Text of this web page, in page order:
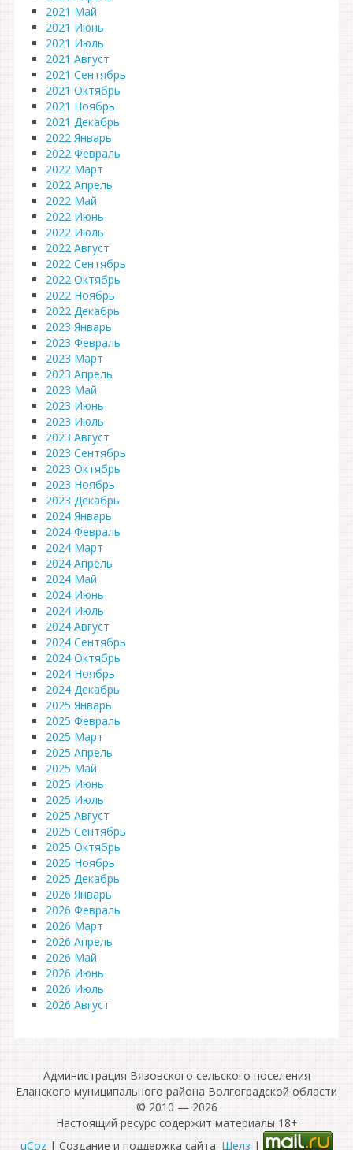
2021 Май
2021 Июнь
2021 Июль
2021 Август
2021 Сентябрь
2021 Октябрь
2021 Ноябрь
2021 Декабрь
2022 Январь
2022 Февраль
2022 Март
2022 Апрель
2022 Май
2022 Июнь
2022 Июль
2022 Август
2022 Сентябрь
2022 Октябрь
2022 Ноябрь
2022 Декабрь
2023 Январь
2023 Февраль
2023 Март
2023 Апрель
2023 Май
2023 Июнь
2023 Июль
2023 Август
2023 Сентябрь
2023 Октябрь
2023 Ноябрь
2023 Декабрь
2024 Январь
2024 Февраль
2024 Март
2024 Апрель
2024 Май
2024 Июнь
2024 Июль
2024 Август
2024 Сентябрь
2024 Октябрь
2024 Ноябрь
2024 Декабрь
2025 Январь
2025 Февраль
2025 Март
2025 Апрель
2025 Май
2025 Июнь
2025 Июль
2025 Август
2025 Сентябрь
2025 Октябрь
2025 Ноябрь
2025 Декабрь
2026 Январь
2026 Февраль
2026 Март
2026 Апрель
2026 Май
2026 Июнь
2026 Июль
2026 Август
Администрация Вязовского сельского поселения
Еланского муниципального района Волгоградской области
© 2010 — 2026
Настоящий ресурс содержит материалы 18+
uCoz | Создание и поддержка сайта: Шелз |